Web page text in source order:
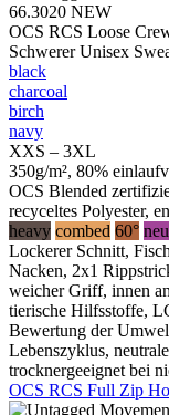
66.3020 NEW
OCS RCS Loose
Schwerer Unisex
black
charcoal
birch
navy
XXS – 3XL
350g/m², 80%
OCS Blended
recyceltes Polyester,
heavy combed 60°
Lockerer Schnitt,
Nacken, 2x1
weicher Griff, innen
tierische Hilfsstoffe,
Bewertung der
Lebenszyklus,
trocknergeeignet bei
OCS RCS Full Zip